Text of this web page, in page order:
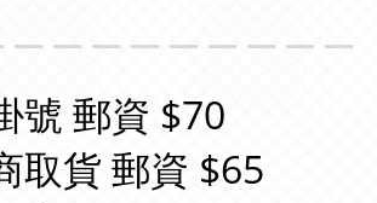
號 郵資 $70
取貨 郵資 $65